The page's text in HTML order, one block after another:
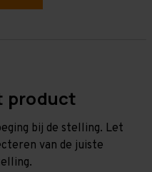
product
bij de stelling. Let
van de juiste